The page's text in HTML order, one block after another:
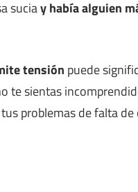
suciay había alguien
tensión puede
te sientas
problemas de falta